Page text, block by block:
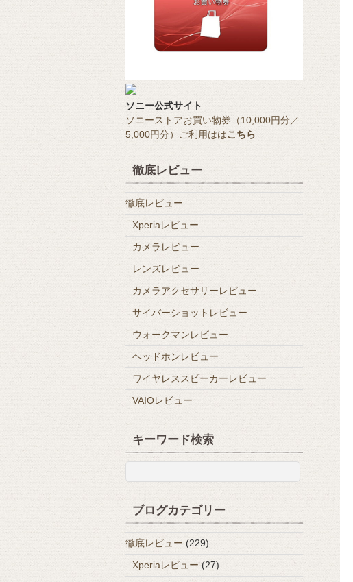
ソニー公式サイト
ソニーストアお買い物券（10,000円分／
5,000円分）ご利用ははこちら
徹底レビュー
徹底レビュー
Xperiaレビュー
カメラレビュー
レンズレビュー
カメラアクセサリーレビュー
サイバーショットレビュー
ウォークマンレビュー
ヘッドホンレビュー
ワイヤレススピーカーレビュー
VAIOレビュー
キーワード検索
ブログカテゴリー
徹底レビュー (229)
Xperiaレビュー(27)